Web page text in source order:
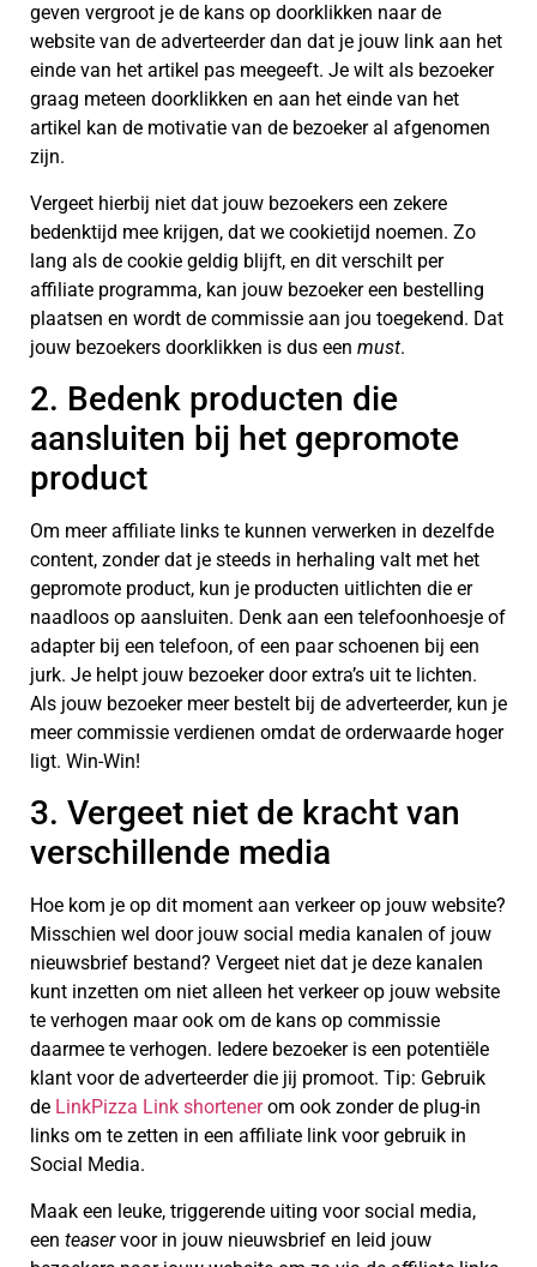
geven vergroot je de kans op doorklikken naar de
website van de adverteerder dan dat je jouw link aan het
einde van het artikel pas meegeeft. Je wilt als bezoeker
graag meteen doorklikken en aan het einde van het
artikel kan de motivatie van de bezoeker al afgenomen
zijn.
Vergeet hierbij niet dat jouw bezoekers een zekere
bedenktijd mee krijgen, dat we cookietijd noemen. Zo
lang als de cookie geldig blijft, en dit verschilt per
affiliate programma, kan jouw bezoeker een bestelling
plaatsen en wordt de commissie aan jou toegekend. Dat
jouw bezoekers doorklikken is dus een must.
2. Bedenk producten die
aansluiten bij het gepromote
product
Om meer affiliate links te kunnen verwerken in dezelfde
content, zonder dat je steeds in herhaling valt met het
gepromote product, kun je producten uitlichten die er
naadloos op aansluiten. Denk aan een telefoonhoesje of
adapter bij een telefoon, of een paar schoenen bij een
jurk. Je helpt jouw bezoeker door extra’s uit te lichten.
Als jouw bezoeker meer bestelt bij de adverteerder, kun je
meer commissie verdienen omdat de orderwaarde hoger
ligt. Win-Win!
3. Vergeet niet de kracht van
verschillende media
Hoe kom je op dit moment aan verkeer op jouw website?
Misschien wel door jouw social media kanalen of jouw
nieuwsbrief bestand? Vergeet niet dat je deze kanalen
kunt inzetten om niet alleen het verkeer op jouw website
te verhogen maar ook om de kans op commissie
daarmee te verhogen. Iedere bezoeker is een potentiële
klant voor de adverteerder die jij promoot. Tip: Gebruik
de LinkPizza Link shortenerom ook zonder de plug-in
links om te zetten in een affiliate link voor gebruik in
Social Media.
Maak een leuke, triggerende uiting voor social media,
een teaservoor in jouw nieuwsbrief en leid jouw